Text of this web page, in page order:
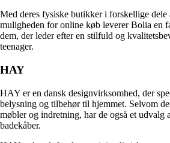
Med deres fysiske butikker i forskellige
muligheden for online køb leverer Bolia en
dem, der leder efter en stilfuld og
teenager.
HAY
HAY er en dansk designvirksomhed, der
belysning og tilbehør til hjemmet. Selvom
møbler og indretning, har de også et udvalg
badekåber.